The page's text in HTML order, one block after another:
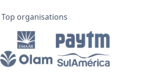
organisations